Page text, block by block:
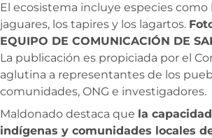
El ecosistema incluye especies como
jaguares, los tapires y los lagartos.
EQUIPO DE COMUNICACIÓN DE
La publicación es propiciada por el
aglutina a representantes de los
comunidades, ONG e investigadores.
Maldonado destaca que la
indígenas y comunidades locales